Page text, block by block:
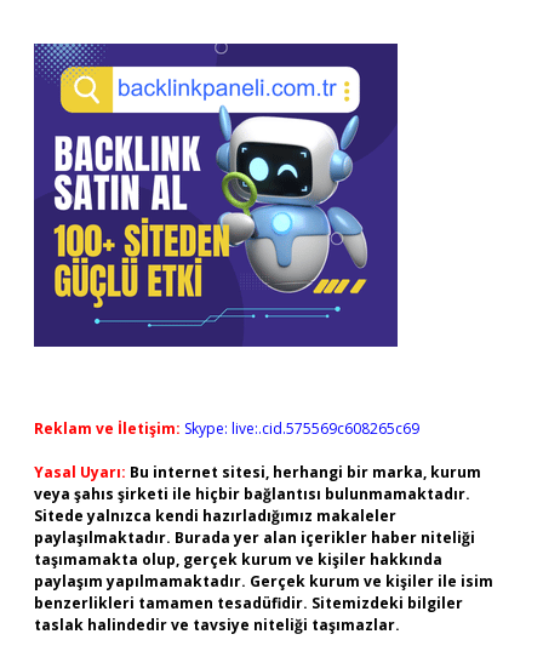
Reklam ve İletişim: Skype: live:.cid.575569c608265c69
Yasal Uyarı: Bu internet sitesi, herhangi bir marka, kurum
veya şahıs şirketi ile hiçbir bağlantısı bulunmamaktadır.
Sitede yalnızca kendi hazırladığımız makaleler
paylaşılmaktadır. Burada yer alan içerikler haber niteliği
taşımamakta olup, gerçek kurum ve kişiler hakkında
paylaşım yapılmamaktadır. Gerçek kurum ve kişiler ile isim
benzerlikleri tamamen tesadüfidir. Sitemizdeki bilgiler
taslak halindedir ve tavsiye niteliği taşımazlar.